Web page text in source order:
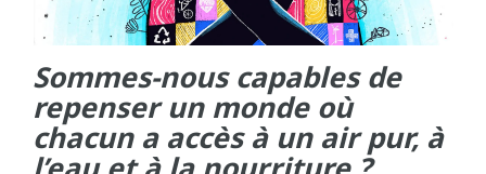
Sommes-nous capables de
repenser un monde où
chacun a accès à un air pur, à